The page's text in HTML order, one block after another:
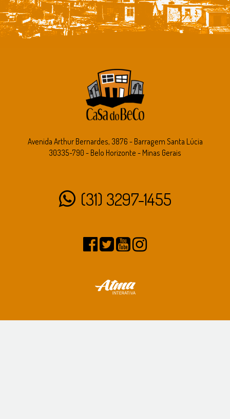
Avenida Arthur Bernardes, 3876 - Barragem Santa Lúcia
30335-790 - Belo Horizonte - Minas Gerais
(31) 3297-1455